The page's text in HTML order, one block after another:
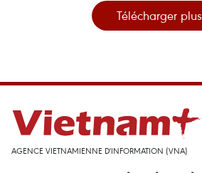
Télécharger plus
AGENCE VIETNAMIENNE D'INFORMATION (VNA)